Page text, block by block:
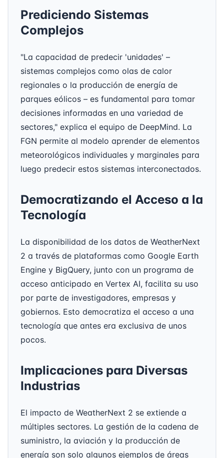
Prediciendo Sistemas
Complejos
"La capacidad de predecir 'unidades' –
sistemas complejos como olas de calor
regionales o la producción de energía de
parques eólicos – es fundamental para tomar
decisiones informadas en una variedad de
sectores," explica el equipo de DeepMind. La
FGN permite al modelo aprender de elementos
meteorológicos individuales y marginales para
luego predecir estos sistemas interconectados.
Democratizando el Acceso a la
Tecnología
La disponibilidad de los datos de WeatherNext
2 a través de plataformas como Google Earth
Engine y BigQuery, junto con un programa de
acceso anticipado en Vertex AI, facilita su uso
por parte de investigadores, empresas y
gobiernos. Esto democratiza el acceso a una
tecnología que antes era exclusiva de unos
pocos.
Implicaciones para Diversas
Industrias
El impacto de WeatherNext 2 se extiende a
múltiples sectores. La gestión de la cadena de
suministro, la aviación y la producción de
energía son solo algunos ejemplos de áreas